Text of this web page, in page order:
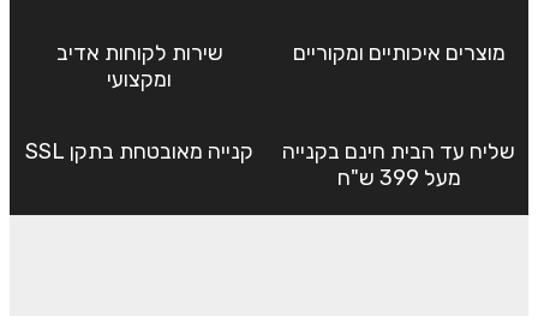
מוצרים איכותיים ומקוריים
שירות לקוחות אדיב
ומקצועי
שליח עד הבית חינם בקנייה
מעל 399 ש"ח
קנייה מאובטחת בתקן SSL